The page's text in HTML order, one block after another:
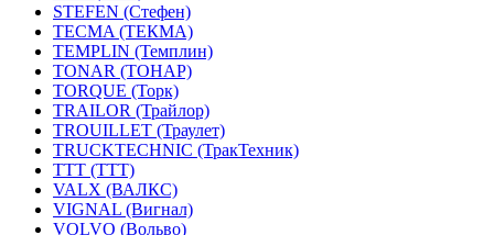
STEFEN (Стефен)
TECMA (ТЕКМА)
TEMPLIN (Темплин)
TONAR (ТОНАР)
TORQUE (Торк)
TRAILOR (Трайлор)
TROUILLET (Траулет)
TRUCKTECHNIC (ТракТехник)
TTT (ТТТ)
VALX (ВАЛКС)
VIGNAL (Вигнал)
VOLVO (Вольво)